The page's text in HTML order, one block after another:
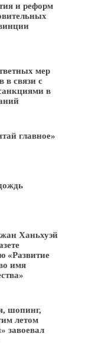
и реформ
мер
в связи с
в
главное»
Ханьхуэй
«Развитие
имя
шопинг,
летом
завоевал